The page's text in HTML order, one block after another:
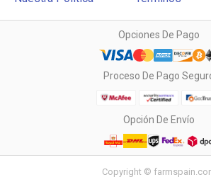
Opciones De Pago
Proceso De Pago
Opción De Envío
Copyright ©